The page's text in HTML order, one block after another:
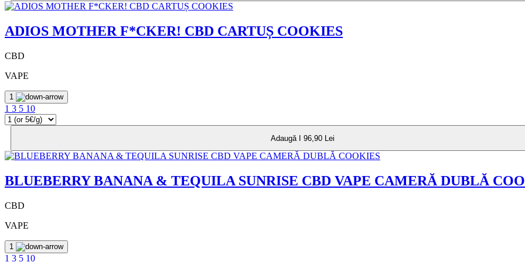
ADIOS MOTHER F*CKER! CBD CARTUȘ COOKIES
CBD
VAPE
1
1 3 5 10
Adaugă I 96,90 Lei
BLUEBERRY BANANA & TEQUILA SUNRISE CBD VAPE CAMERĂ DUBLĂ
CBD
VAPE
1
1 3 5 10